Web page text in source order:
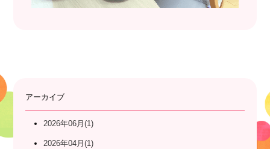
アーカイブ
2026年06月(1)
2026年04月(1)